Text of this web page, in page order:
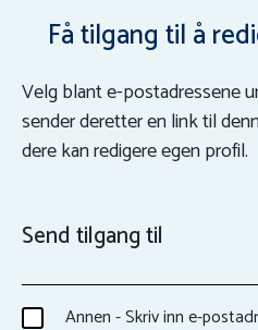
Få tilgang til å
Velg blant e-postadressene
sender deretter en link til
dere kan redigere egen profil.
Send tilgang til
Annen - Skriv inn e-